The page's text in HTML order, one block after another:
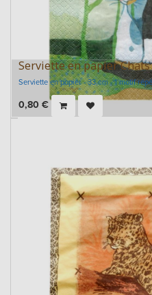
Serviette en papier Chats
Serviette en papier - 33 cm - 1 motif
0,80 €